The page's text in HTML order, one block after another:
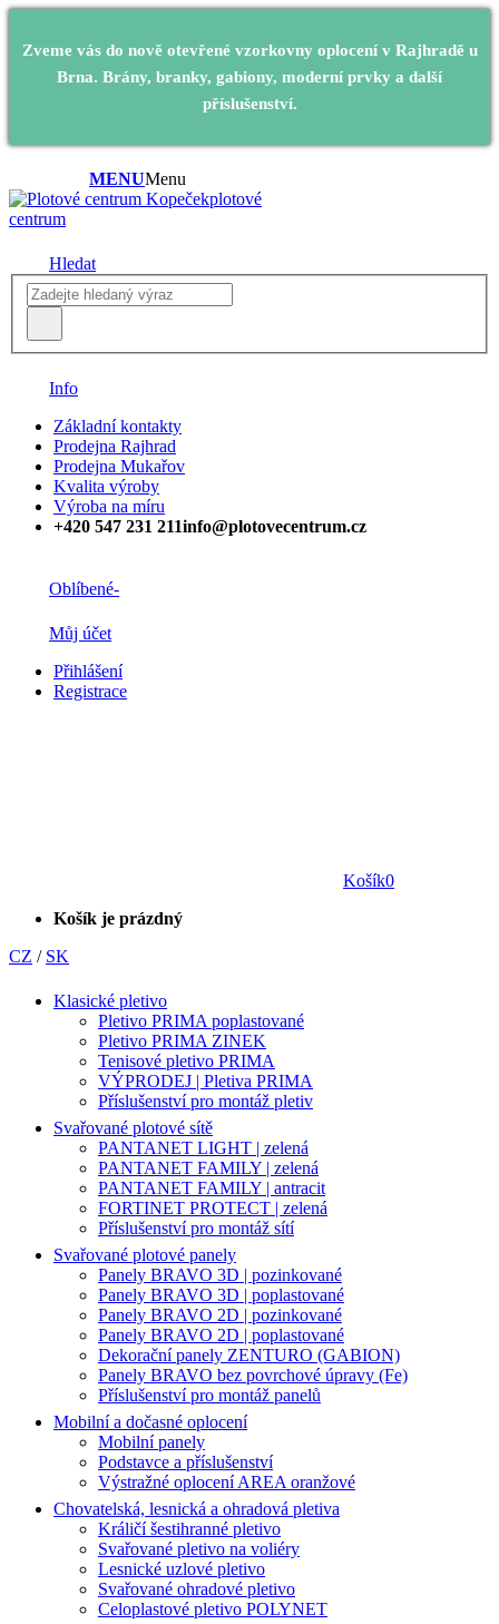
Zveme vás do nově otevřené vzorkovny oplocení v Rajhradě u
Brna. Brány, branky, gabiony, moderní prvky a další
příslušenství.
MENUMenu
plotové
centrum
Hledat
Info
Základní kontakty
Prodejna Rajhrad
Prodejna Mukařov
Kvalita výroby
Výroba na míru
+420 547 231 211info@plotovecentrum.cz
Oblíbené-
Můj účet
Přihlášení
Registrace
Košík0
Košík je prázdný
CZ / SK
Klasické pletivo
Pletivo PRIMA poplastované
Pletivo PRIMA ZINEK
Tenisové pletivo PRIMA
VÝPRODEJ | Pletiva PRIMA
Příslušenství pro montáž pletiv
Svařované plotové sítě
PANTANET LIGHT | zelená
PANTANET FAMILY | zelená
PANTANET FAMILY | antracit
FORTINET PROTECT | zelená
Příslušenství pro montáž sítí
Svařované plotové panely
Panely BRAVO 3D | pozinkované
Panely BRAVO 3D | poplastované
Panely BRAVO 2D | pozinkované
Panely BRAVO 2D | poplastované
Dekorační panely ZENTURO (GABION)
Panely BRAVO bez povrchové úpravy (Fe)
Příslušenství pro montáž panelů
Mobilní a dočasné oplocení
Mobilní panely
Podstavce a příslušenství
Výstražné oplocení AREA oranžové
Chovatelská, lesnická a ohradová pletiva
Králičí šestihranné pletivo
Svařované pletivo na voliéry
Lesnické uzlové pletivo
Svařované ohradové pletivo
Celoplastové pletivo POLYNET